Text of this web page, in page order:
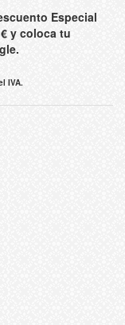
Especial
y coloca tu
IVA.